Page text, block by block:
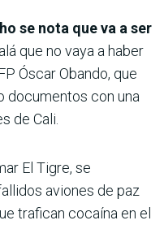
se nota que va a ser
que no vaya a haber
Óscar Obando, que
documentos con una
de Cali.
El Tigre, se
aviones de paz
trafican cocaína en el